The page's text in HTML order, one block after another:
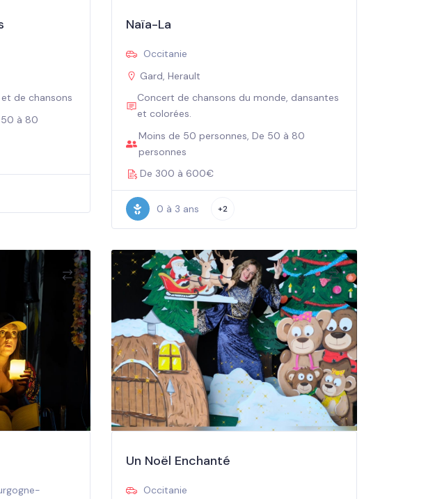
de chansons
50 à 80
Naïa-La
Occitanie
Gard, Herault
Concert de chansons du monde, dansantes
et colorées.
Moins de 50 personnes, De 50 à 80
personnes
De 300 à 600€
0 à 3 ans +2
Un Noël Enchanté
Occitanie